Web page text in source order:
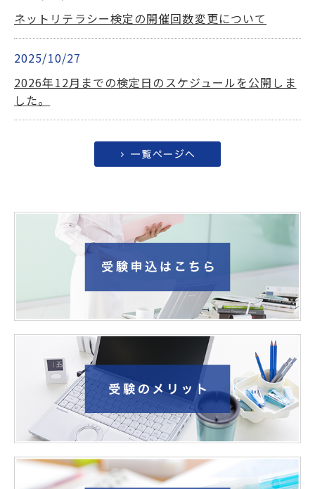
ネットリテラシー検定の開催回数変更について
2025/10/27
2026年12月までの検定日のスケジュールを公開しま
した。